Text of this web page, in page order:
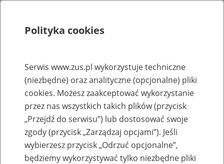
Rejestry, ewidencje i archiwa
Baza zlikwidowanych lub
przekształconych zakładów pracy
Nazwa zakładu pracy:
Polityka cookies
Serwis www.zus.pl wykorzystuje techniczne
(niezbędne) oraz analityczne (opcjonalne) pliki
cookies. Możesz zaakceptować wykorzystanie
przez nas wszystkich takich plików (przycisk
„Przejdź do serwisu”) lub dostosować swoje
zgody (przycisk „Zarządzaj opcjami”). Jeśli
wybierzesz przycisk „Odrzuć opcjonalne”,
będziemy wykorzystywać tylko niezbędne pliki